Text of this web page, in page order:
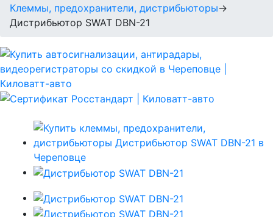
Клеммы, предохранители, дистрибьюторы→
Дистрибьютор SWAT DBN-21